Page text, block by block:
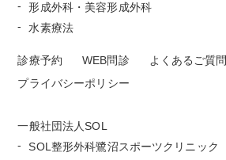
形成外科・美容形成外科
水素療法
診療予約 WEB問診 よくあるご質問
プライバシーポリシー
一般社団法人SOL
SOL整形外科鷺沼スポーツクリニック